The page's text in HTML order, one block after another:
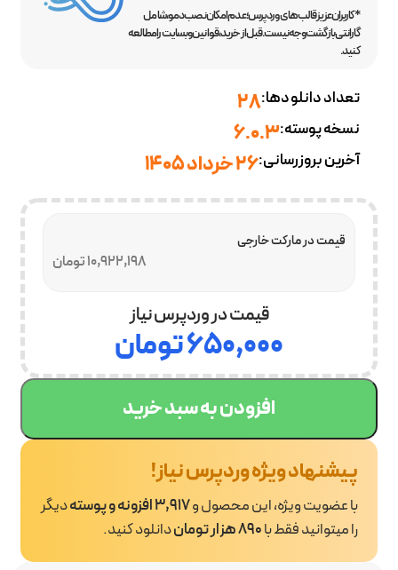
*کاربران عزیز قالب‌های وردپرس؛ عدم امکان نصب دمو، شامل
گارانتی بازگشت وجه نیست. قبل از خرید، قوانین وبسایت را مطالعه
کنید.
تعداد دانلودها:28
نسخه پوسته:6.0.3
آخرین بروزرسانی:26 خرداد 1405
10,922,198 تومان
قیمت در مارکت خارجی
قیمت در وردپرس نیاز
۶۵۰,۰۰۰تومان
افزودن به سبد خرید
پیشنهاد ویژه وردپرس نیاز!
با عضویت ویژه، این محصول و3,917 افزونه و پوسته
دیگر
را میتوانید فقط با890 هزار تومان دانلود کنید.